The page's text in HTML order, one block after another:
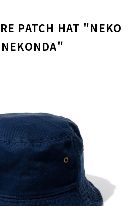
PATCH HAT "NEKO
NEKONDA"